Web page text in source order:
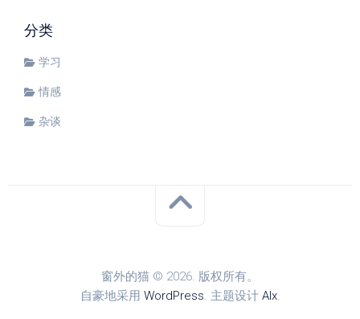
分类
学习
情感
杂谈
窗外的猫 © 2026. 版权所有。
自豪地采用 WordPress. 主题设计 Alx.